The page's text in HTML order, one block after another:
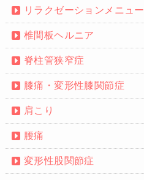
リラクゼーションメニュー
椎間板ヘルニア
脊柱管狭窄症
膝痛・変形性膝関節症
肩こり
腰痛
変形性股関節症